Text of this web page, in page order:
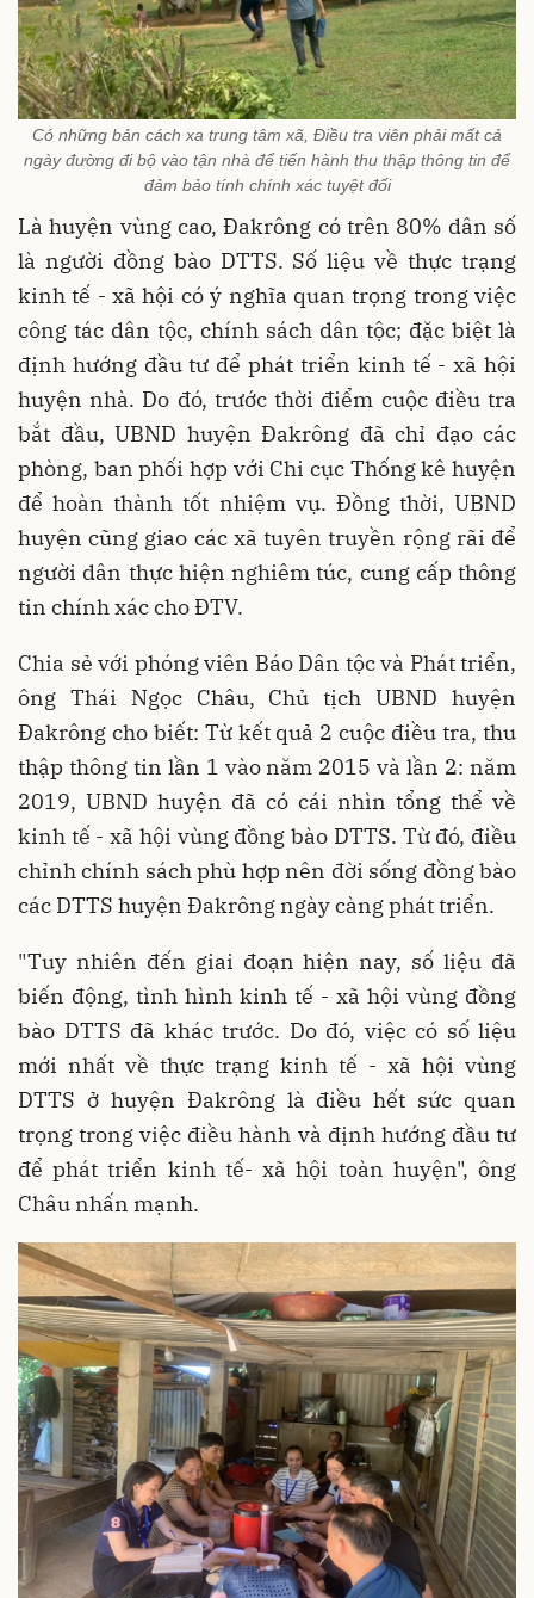
Có những bản cách xa trung tâm xã, Điều tra viên phải mất cả
ngày đường đi bộ vào tận nhà để tiến hành thu thập thông tin để
đảm bảo tính chính xác tuyệt đối
Là huyện vùng cao, Đakrông có trên 80% dân số
là người đồng bào DTTS. Số liệu về thực trạng
kinh tế - xã hội có ý nghĩa quan trọng trong việc
công tác dân tộc, chính sách dân tộc; đặc biệt là
định hướng đầu tư để phát triển kinh tế - xã hội
huyện nhà. Do đó, trước thời điểm cuộc điều tra
bắt đầu, UBND huyện Đakrông đã chỉ đạo các
phòng, ban phối hợp với Chi cục Thống kê huyện
để hoàn thành tốt nhiệm vụ. Đồng thời, UBND
huyện cũng giao các xã tuyên truyền rộng rãi để
người dân thực hiện nghiêm túc, cung cấp thông
tin chính xác cho ĐTV.
Chia sẻ với phóng viên Báo Dân tộc và Phát triển,
ông Thái Ngọc Châu, Chủ tịch UBND huyện
Đakrông cho biết: Từ kết quả 2 cuộc điều tra, thu
thập thông tin lần 1 vào năm 2015 và lần 2: năm
2019, UBND huyện đã có cái nhìn tổng thể về
kinh tế - xã hội vùng đồng bào DTTS. Từ đó, điều
chỉnh chính sách phù hợp nên đời sống đồng bào
các DTTS huyện Đakrông ngày càng phát triển.
"Tuy nhiên đến giai đoạn hiện nay, số liệu đã
biến động, tình hình kinh tế - xã hội vùng đồng
bào DTTS đã khác trước. Do đó, việc có số liệu
mới nhất về thực trạng kinh tế - xã hội vùng
DTTS ở huyện Đakrông là điều hết sức quan
trọng trong việc điều hành và định hướng đầu tư
để phát triển kinh tế- xã hội toàn huyện", ông
Châu nhấn mạnh.